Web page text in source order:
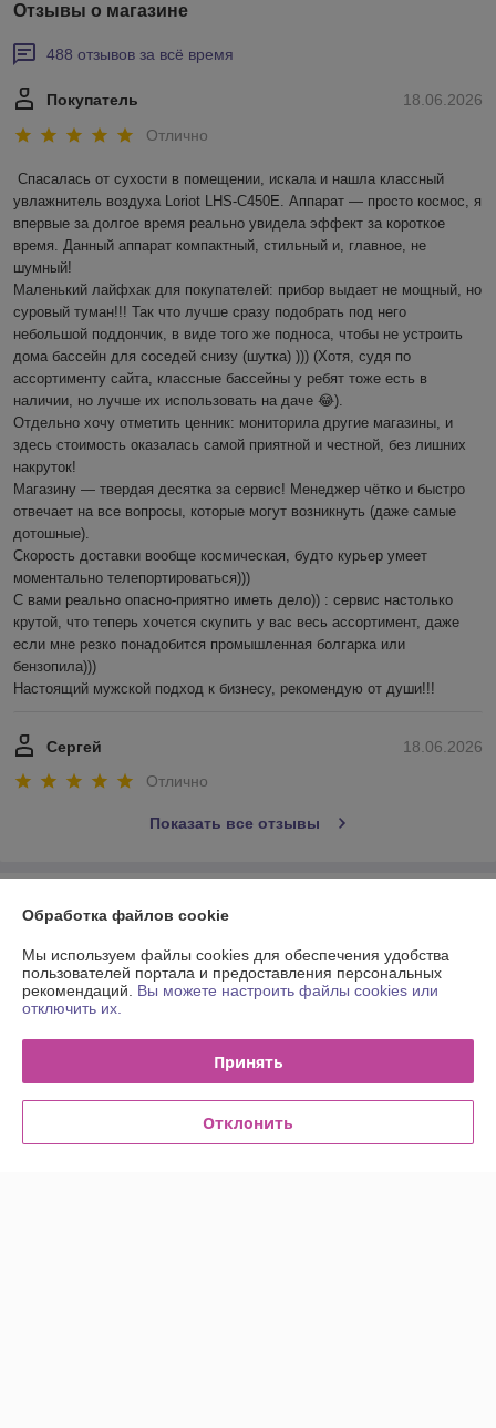
Отзывы о магазине
488 отзывов за всё время
18.06.2026
Покупатель
Отлично
Спасалась от сухости в помещении, искала и нашла классный
увлажнитель воздуха Loriot LHS-C450E. Аппарат — просто космос, я
впервые за долгое время реально увидела эффект за короткое
время. Данный аппарат компактный, стильный и, главное, не
шумный!
Маленький лайфхак для покупателей: прибор выдает не мощный, но
суровый туман!!! Так что лучше сразу подобрать под него
небольшой поддончик, в виде того же подноса, чтобы не устроить
дома бассейн для соседей снизу (шутка) ))) (Хотя, судя по
ассортименту сайта, классные бассейны у ребят тоже есть в
наличии, но лучше их использовать на даче 😂).
Отдельно хочу отметить ценник: мониторила другие магазины, и
здесь стоимость оказалась самой приятной и честной, без лишних
накруток!
Магазину — твердая десятка за сервис! Менеджер чётко и быстро
отвечает на все вопросы, которые могут возникнуть (даже самые
дотошные).
Скорость доставки вообще космическая, будто курьер умеет
моментально телепортироваться)))
С вами реально опасно-приятно иметь дело)) : сервис настолько
крутой, что теперь хочется скупить у вас весь ассортимент, даже
если мне резко понадобится промышленная болгарка или
бензопила)))
Настоящий мужской подход к бизнесу, рекомендую от души!!!
18.06.2026
Сергей
Отлично
Показать все отзывы
Контакты
Доставка и оплата
Полная версия сайта
Обработка файлов cookie
Мы используем файлы cookies для обеспечения удобства
пользователей портала и предоставления персональных
рекомендаций. Вы можете настроить файлы cookies или
отключить их.
Принять
Отклонить